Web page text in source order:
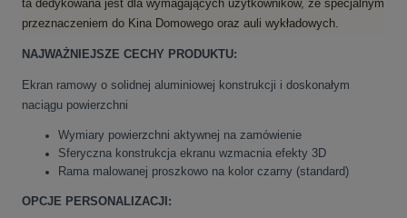
ta dedykowana jest dla wymagających użytkowników, ze specjalnym
przeznaczeniem do Kina Domowego oraz auli wykładowych.
NAJWAŻNIEJSZE CECHY PRODUKTU:
Ekran ramowy o solidnej aluminiowej konstrukcji i doskonałym
naciągu powierzchni
Wymiary powierzchni aktywnej na zamówienie
Sferyczna konstrukcja ekranu wzmacnia efekty 3D
Rama malowanej proszkowo na kolor czarny (standard)
OPCJE PERSONALIZACJI: